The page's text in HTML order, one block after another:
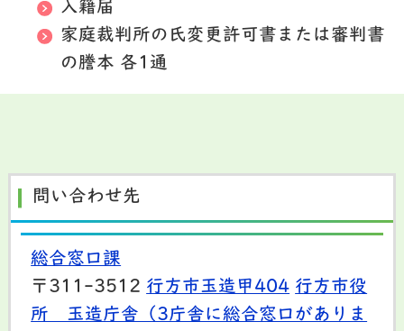
入籍届
家庭裁判所の氏変更許可書または審判書
の謄本 各1通
問い合わせ先
総合窓口課
〒311-3512 行方市玉造甲404 行方市役
所 玉造庁舎（3庁舎に総合窓口がありま